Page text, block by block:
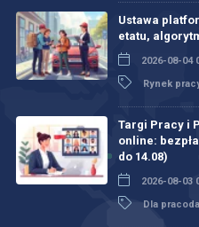
Ustawa
etatu,
2026-08-04
Rynek
Targi Pracy i
online:
do 14.08)
2026-08-03
Dla